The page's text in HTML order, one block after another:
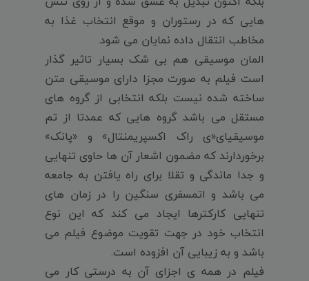
هایی که در رستوران و موقع انتخاب غذا به
مخاطب انتقال داده نمایان می شود.
المان موسیقی هم بی شک بسیار تاثیر گذار
است فیلم به صورت مجزا دارای موسیقی متن
ساخته شده نیست بلکه انتخابی از گروه های
مستقل می باشد گروه هایی که عمدتا از تم
موسیقیای«ی راک اکسپریمنتال» و «پانک»
برخوردارند که مضمون اشعار آن ها حاوی تنهایی
و جدا ماندگی و تقلا برای راه یافتن به جامعه
می باشد و اتمسفری سنگین را در زمان های
تنهایی کارکترها ایجاد می کند که این نوع
انتخاب خود در جهت تقویت موضوع فیلم می
باشد و به زیبایی آن افزوده است.
فیلم در همه ی اجزای آن به درستی کار می